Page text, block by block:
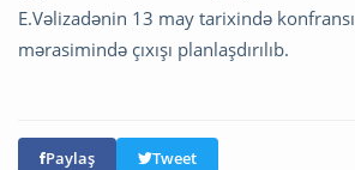
E.Vəlizadənin 13 may tarixində
mərasimində çıxışı planlaşdırılıb.
Paylaş Tweet